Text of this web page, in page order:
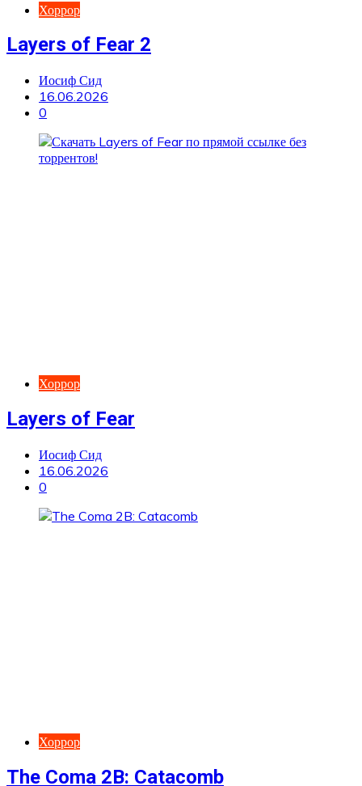
Хоррор
Layers of Fear 2
Иосиф Сид
16.06.2026
0
Хоррор
Layers of Fear
Иосиф Сид
16.06.2026
0
Хоррор
The Coma 2B: Catacomb